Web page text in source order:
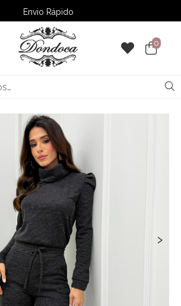
Envio Rápido
➚ Ofertas– Até 60% OFF
0
›